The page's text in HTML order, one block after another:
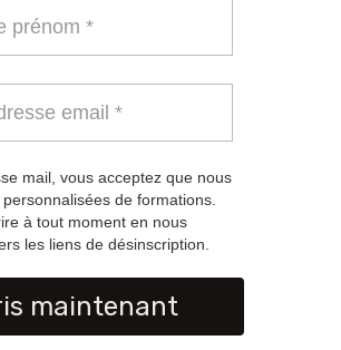
mail, vous acceptez que nous
de formations.
à tout moment en nous
les liens de désinscription.
maintenant